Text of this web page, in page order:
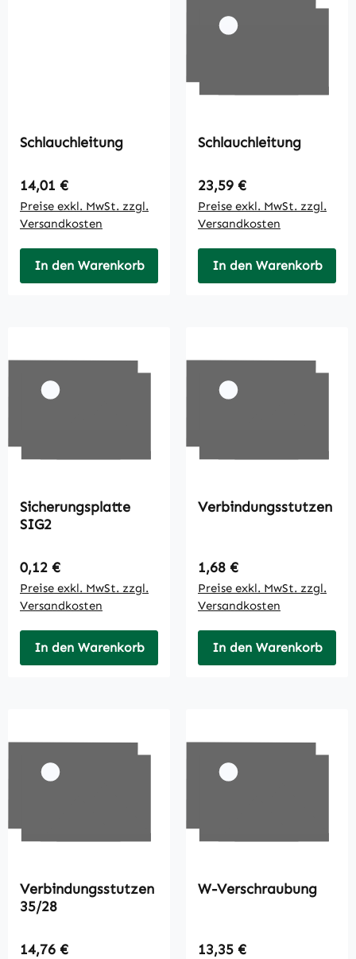
Schlauchleitung
Regulärer Preis:
14,01 €
Preise exkl. MwSt. zzgl.
Versandkosten
In den Warenkorb
Schlauchleitung
Regulärer Preis:
23,59 €
Preise exkl. MwSt. zzgl.
Versandkosten
In den Warenkorb
Sicherungsplatte
SIG2
Regulärer Preis:
0,12 €
Preise exkl. MwSt. zzgl.
Versandkosten
In den Warenkorb
Verbindungsstutzen
Regulärer Preis:
1,68 €
Preise exkl. MwSt. zzgl.
Versandkosten
In den Warenkorb
Verbindungsstutzen
35/28
Regulärer Preis:
14,76 €
W-Verschraubung
Regulärer Preis:
13,35 €